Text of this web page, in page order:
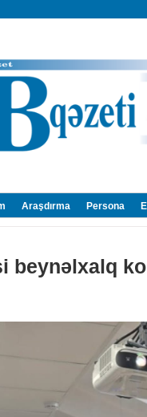
Araşdırma Persona
beynəlxalq